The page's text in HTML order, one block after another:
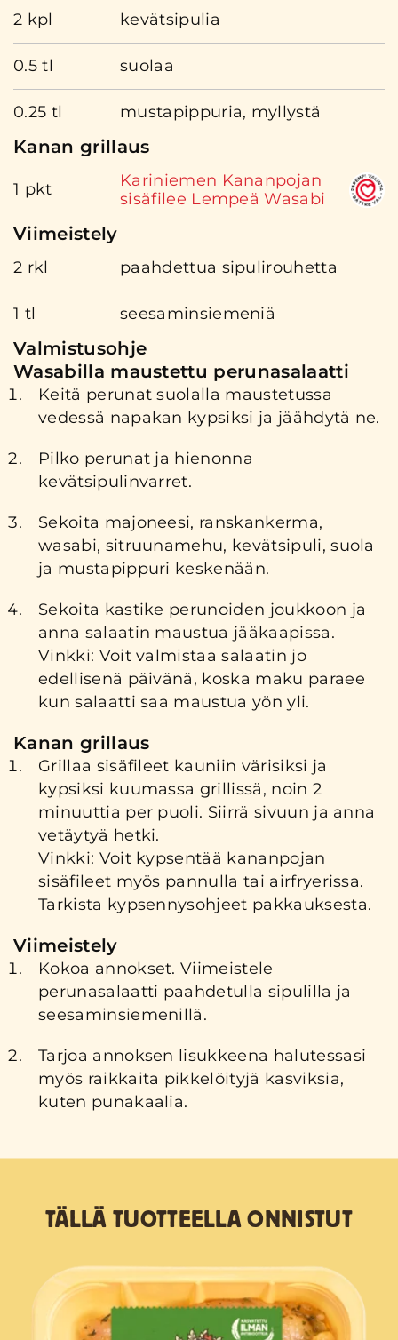
2 kpl kevätsipulia
0.5 tl suolaa
0.25 tl mustapippuria, myllystä
Kanan grillaus
1 pkt
Kariniemen Kananpojan
sisäfilee Lempeä Wasabi
Viimeistely
2 rkl paahdettua sipulirouhetta
1 tl seesaminsiemeniä
Valmistusohje
Wasabilla maustettu perunasalaatti
Keitä perunat suolalla maustetussa
vedessä napakan kypsiksi ja jäähdytä ne.
Pilko perunat ja hienonna
kevätsipulinvarret.
Sekoita majoneesi, ranskankerma,
wasabi, sitruunamehu, kevätsipuli, suola
ja mustapippuri keskenään.
Sekoita kastike perunoiden joukkoon ja
anna salaatin maustua jääkaapissa.
Vinkki: Voit valmistaa salaatin jo
edellisenä päivänä, koska maku paraee
kun salaatti saa maustua yön yli.
Kanan grillaus
Grillaa sisäfileet kauniin värisiksi ja
kypsiksi kuumassa grillissä, noin 2
minuuttia per puoli. Siirrä sivuun ja anna
vetäytyä hetki.
Vinkki: Voit kypsentää kananpojan
sisäfileet myös pannulla tai airfryerissa.
Tarkista kypsennysohjeet pakkauksesta.
Viimeistely
Kokoa annokset. Viimeistele
perunasalaatti paahdetulla sipulilla ja
seesaminsiemenillä.
Tarjoa annoksen lisukkeena halutessasi
myös raikkaita pikkelöityjä kasviksia,
kuten punakaalia.
TÄLLÄ TUOTTEELLA ONNISTUT